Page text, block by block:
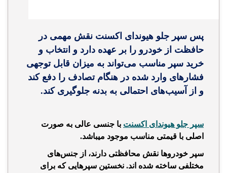
پس سپر جلو هیوندای اکسنت نقش مهمی در
حافظت از خودرو را بر عهده دارد و انتخاب و
خرید سپر مناسب می‌تواند به میزان قابل توجهی
فشار‌های وارد شده در هنگام تصادف را دفع کند
و از آسیب‌های احتمالی به بدنه جلوگیری کند.
سپر جلو هیوندای اکسنت با جنسی عالی به صورت
اصلی با قیمتی مناسب موجود میباشد.
سپر خودروها نقش محافظتی دارند، از جنس‌های
مختلفی ساخته شده اند. نخستین سپرهایی که برای